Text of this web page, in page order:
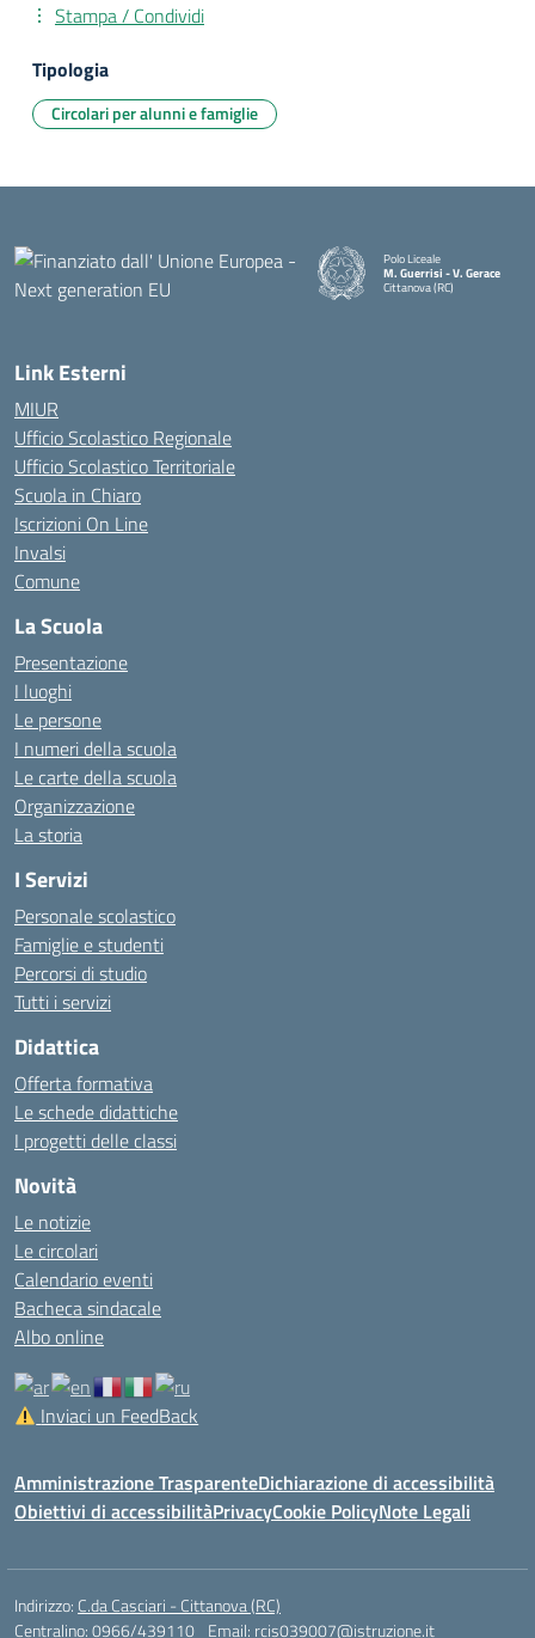
Stampa / Condividi
Tipologia
Circolari per alunni e famiglie
Polo Liceale
M. Guerrisi - V. Gerace
Cittanova (RC)
Link Esterni
MIUR
Ufficio Scolastico Regionale
Ufficio Scolastico Territoriale
Scuola in Chiaro
Iscrizioni On Line
Invalsi
Comune
La Scuola
Presentazione
I luoghi
Le persone
I numeri della scuola
Le carte della scuola
Organizzazione
La storia
I Servizi
Personale scolastico
Famiglie e studenti
Percorsi di studio
Tutti i servizi
Didattica
Offerta formativa
Le schede didattiche
I progetti delle classi
Novità
Le notizie
Le circolari
Calendario eventi
Bacheca sindacale
Albo online
Inviaci un FeedBack
Amministrazione TrasparenteDichiarazione di accessibilità
Obiettivi di accessibilitàPrivacyCookie PolicyNote Legali
Indirizzo: C.da Casciari - Cittanova (RC)
Centralino:0966/439110 Email: rcis039007@istruzione.it